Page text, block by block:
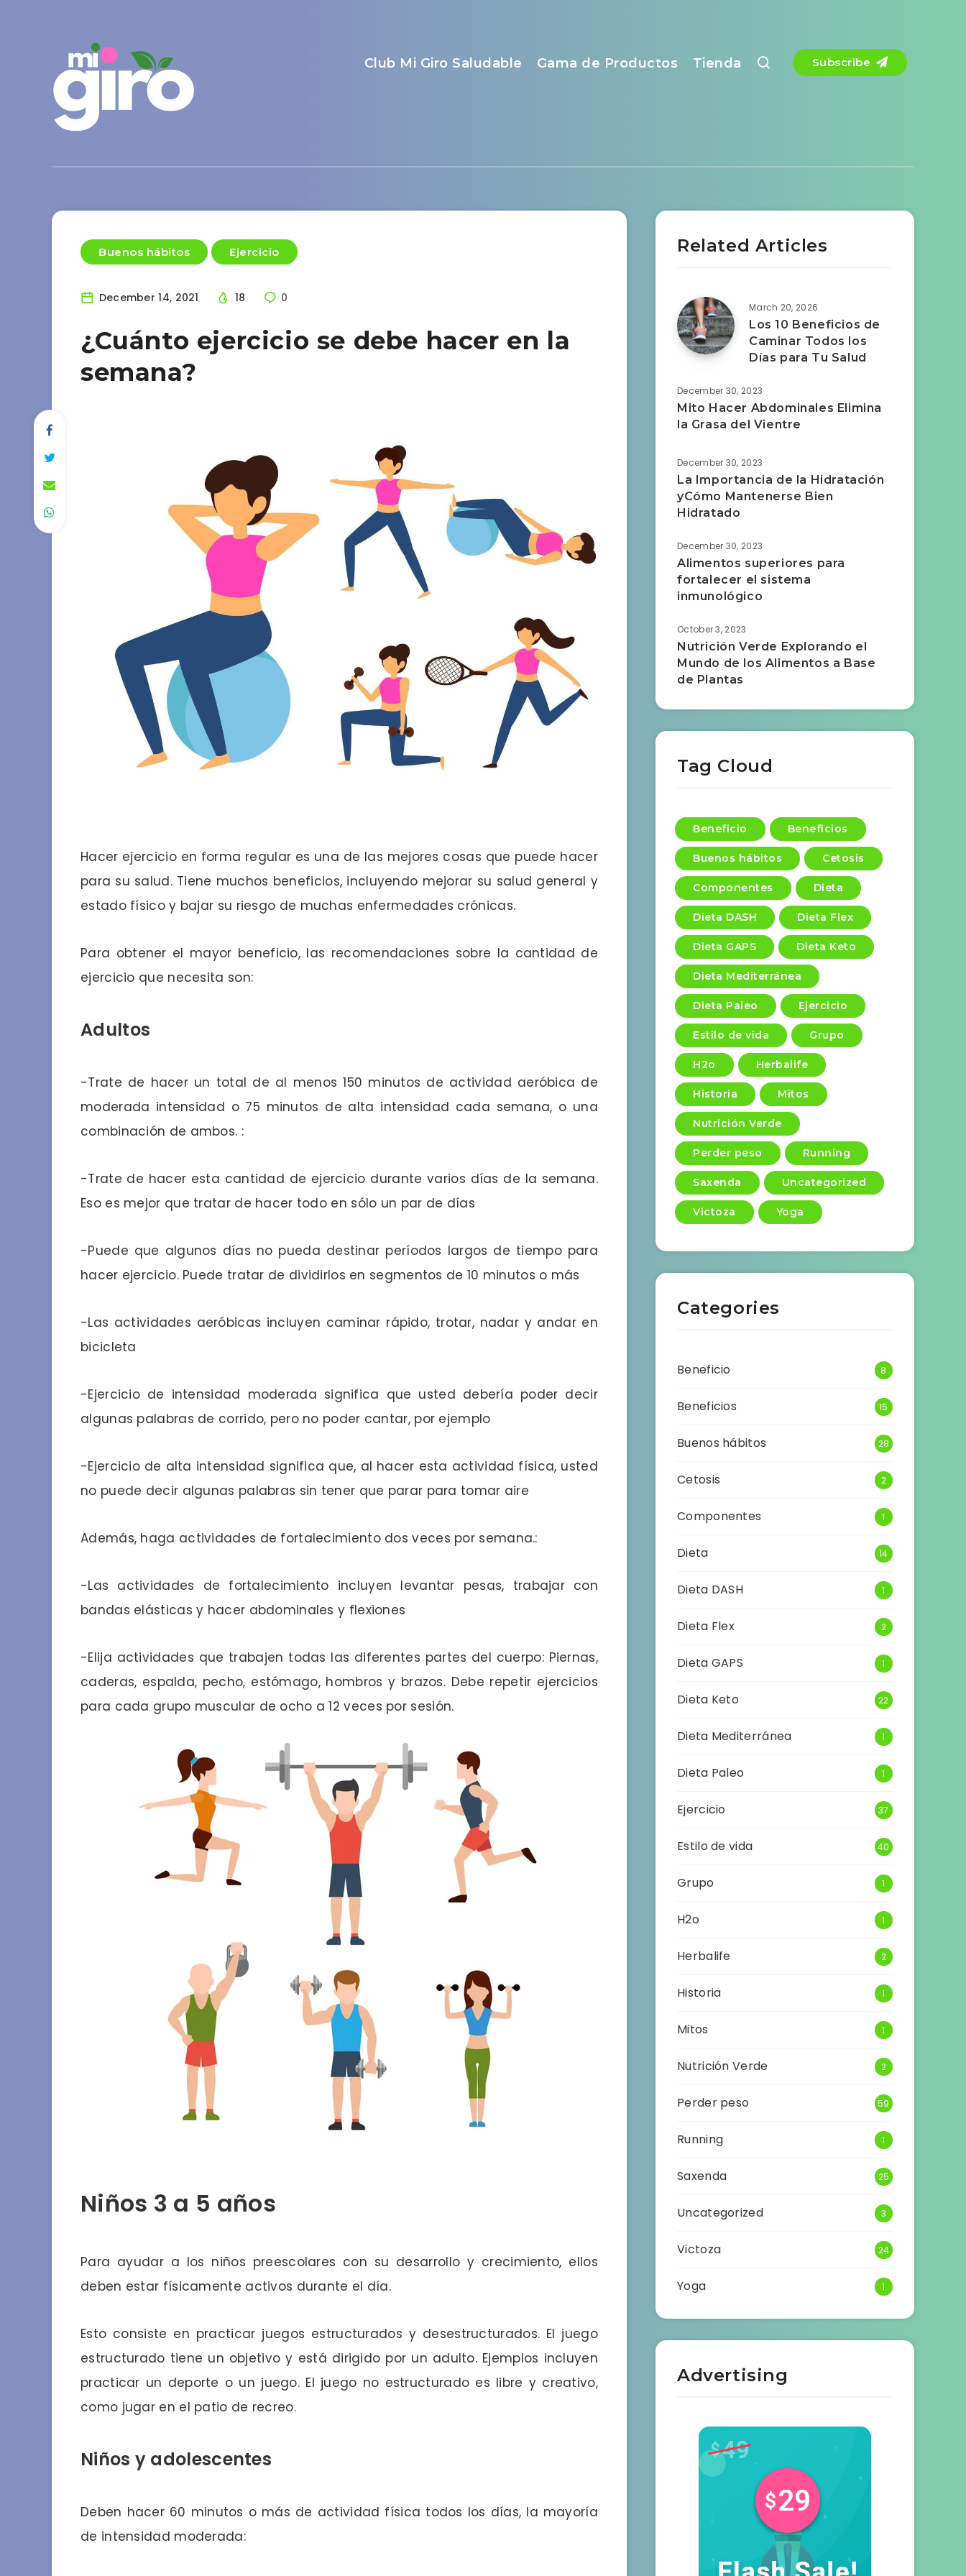
Club Mi Giro Saludable Gama de Productos Tienda Subscribe
Buenos hábitos Ejercicio
December 14, 2021 18 0
¿Cuánto ejercicio se debe hacer en la
semana?
Hacer ejercicio en forma regular es una de las mejores cosas que puede hacer
para su salud. Tiene muchos beneficios, incluyendo mejorar su salud general y
estado físico y bajar su riesgo de muchas enfermedades crónicas.
Para obtener el mayor beneficio, las recomendaciones sobre la cantidad de
ejercicio que necesita son:
Adultos
-Trate de hacer un total de al menos 150 minutos de actividad aeróbica de
moderada intensidad o 75 minutos de alta intensidad cada semana, o una
combinación de ambos. :
-Trate de hacer esta cantidad de ejercicio durante varios días de la semana.
Eso es mejor que tratar de hacer todo en sólo un par de días
-Puede que algunos días no pueda destinar períodos largos de tiempo para
hacer ejercicio. Puede tratar de dividirlos en segmentos de 10 minutos o más
-Las actividades aeróbicas incluyen caminar rápido, trotar, nadar y andar en
bicicleta
-Ejercicio de intensidad moderada significa que usted debería poder decir
algunas palabras de corrido, pero no poder cantar, por ejemplo
-Ejercicio de alta intensidad significa que, al hacer esta actividad física, usted
no puede decir algunas palabras sin tener que parar para tomar aire
Además, haga actividades de fortalecimiento dos veces por semana.:
-Las actividades de fortalecimiento incluyen levantar pesas, trabajar con
bandas elásticas y hacer abdominales y flexiones
-Elija actividades que trabajen todas las diferentes partes del cuerpo: Piernas,
caderas, espalda, pecho, estómago, hombros y brazos. Debe repetir ejercicios
para cada grupo muscular de ocho a 12 veces por sesión.
Niños 3 a 5 años
Para ayudar a los niños preescolares con su desarrollo y crecimiento, ellos
deben estar físicamente activos durante el día.
Esto consiste en practicar juegos estructurados y desestructurados. El juego
estructurado tiene un objetivo y está dirigido por un adulto. Ejemplos incluyen
practicar un deporte o un juego. El juego no estructurado es libre y creativo,
como jugar en el patio de recreo.
Niños y adolescentes
Deben hacer 60 minutos o más de actividad física todos los días, la mayoría
de intensidad moderada:
Related Articles
March 20, 2026
Los 10 Beneficios de
Caminar Todos los
Días para Tu Salud
December 30, 2023
Mito Hacer Abdominales Elimina
la Grasa del Vientre
December 30, 2023
La Importancia de la Hidratación
yCómo Mantenerse Bien
Hidratado
December 30, 2023
Alimentos superiores para
fortalecer el sistema
inmunológico
October 3, 2023
Nutrición Verde Explorando el
Mundo de los Alimentos a Base
de Plantas
Tag Cloud
Beneficio Beneficios
Buenos hábitos Cetosis
Componentes Dieta
Dieta DASH Dieta Flex
Dieta GAPS Dieta Keto
Dieta Mediterránea
Dieta Paleo Ejercicio
Estilo de vida Grupo
H2o Herbalife
Historia Mitos
Nutrición Verde
Perder peso Running
Saxenda Uncategorized
Victoza Yoga
Categories
Beneficio 8
Beneficios 15
Buenos hábitos 28
Cetosis 2
Componentes 1
Dieta 14
Dieta DASH 1
Dieta Flex 2
Dieta GAPS 1
Dieta Keto 22
Dieta Mediterránea 1
Dieta Paleo 1
Ejercicio 37
Estilo de vida 40
Grupo 1
H2o 1
Herbalife 2
Historia 1
Mitos 1
Nutrición Verde 2
Perder peso 59
Running 1
Saxenda 25
Uncategorized 3
Victoza 24
Yoga 1
Advertising